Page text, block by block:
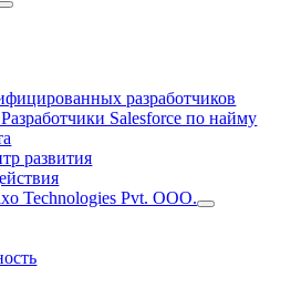
разработчиков
Salesforce по найму
развития
Technologies Pvt. ООО.